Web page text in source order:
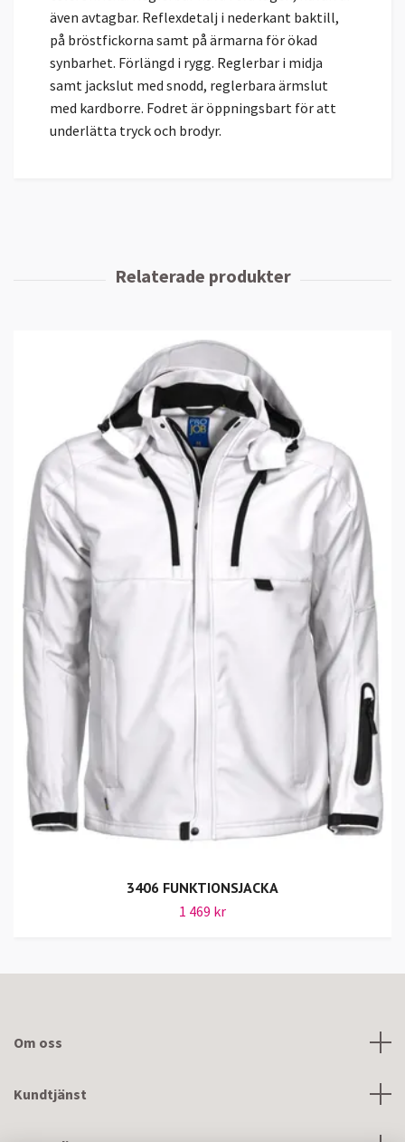
även avtagbar. Reflexdetalj i nederkant baktill,
på bröstfickorna samt på ärmarna för ökad
synbarhet. Förlängd i rygg. Reglerbar i midja
samt jackslut med snodd, reglerbara ärmslut
med kardborre. Fodret är öppningsbart för att
underlätta tryck och brodyr.
3406 FUNKTIONSJACKA
1 469 kr
Om oss
Kundtjänst